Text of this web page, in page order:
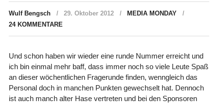
Wulf Bengsch 29. Oktober 2012
MEDIA MONDAY
24 KOMMENTARE
Und schon haben wir wieder eine runde Nummer erreicht und
ich bin einmal mehr baff, dass immer noch so viele Leute Spaß
an dieser wöchentlichen Fragerunde finden, wenngleich das
Personal doch in manchen Punkten gewechselt hat. Dennoch
ist auch manch alter Hase vertreten und bei den Sponsoren